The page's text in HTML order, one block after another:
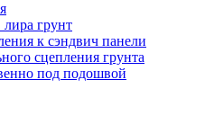
грунт
к сэндвич панели
сцепления грунта
под подошвой